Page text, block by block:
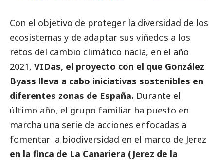
Con el objetivo de proteger la diversidad de los
ecosistemas y de adaptar sus viñedos a los
retos del cambio climático nacía, en el año
2021, VIDas, el proyecto con el que González
Byass lleva a cabo iniciativas sostenibles en
diferentes zonas de España. Durante el
último año, el grupo familiar ha puesto en
marcha una serie de acciones enfocadas a
fomentar la biodiversidad en el marco de Jerez
en la finca de La Canariera (Jerez de la